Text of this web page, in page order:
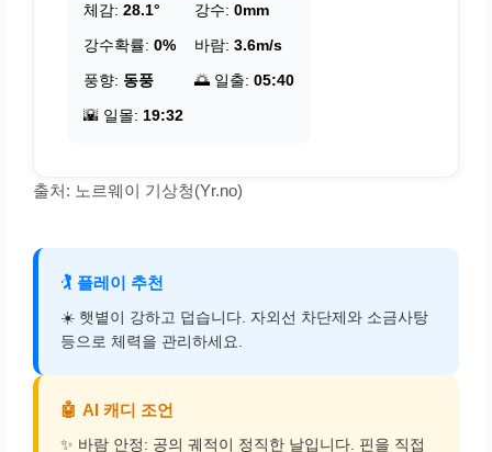
체감: 28.1° 강수: 0mm
강수확률: 0% 바람: 3.6m/s
풍향: 동풍 🌅 일출: 05:40
🌇 일몰: 19:32
출처: 노르웨이 기상청(Yr.no)
🏌️ 플레이 추천
☀️ 햇볕이 강하고 덥습니다. 자외선 차단제와 소금사탕
등으로 체력을 관리하세요.
🤖 AI 캐디 조언
✨ 바람 안정: 공의 궤적이 정직한 날입니다. 핀을 직접